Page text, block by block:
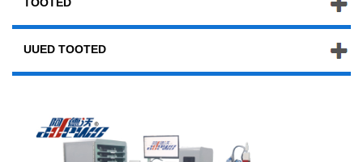
UUED TOOTED